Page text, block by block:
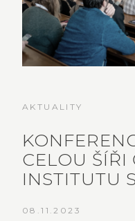
AKTUALITY
CELOU ŠÍŘI
INSTITUTU
08.11.2023